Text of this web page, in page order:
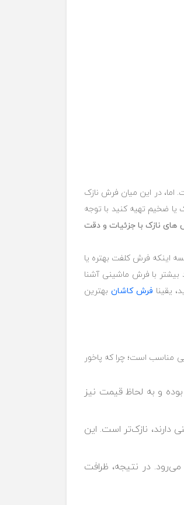
اما، در این میان فرش ‏نازک
ضخیم تهیه کنید با ‏توجه
های نازک با جزئیات و دقت
اینکه فرش کلفت ‏بهتره یا
بیشتر با فرش ماشینی آشنا
یقینا فرش کاشان بهترین
مناسب است؛ چرا که ‏پاخور
و به لحاظ قیمت ‏نیز
نازک‌تر است. ‏این
در نتیجه، ظرافت